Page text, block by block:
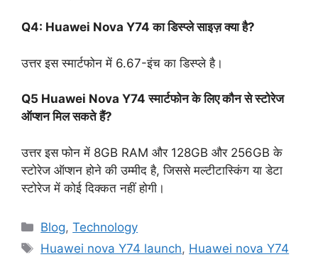
Q4: Huawei Nova Y74 का डिस्प्ले साइज़ क्या है?
उत्तर इस स्मार्टफोन में 6.67-इंच का डिस्प्ले है।
Q5 Huawei Nova Y74 स्मार्टफोन के लिए कौन से स्टोरेज
ऑप्शन मिल सकते हैं?
उत्तर इस फोन में 8GB RAM और 128GB और 256GB के
स्टोरेज ऑप्शन होने की उम्मीद है, जिससे मल्टीटास्किंग या डेटा
स्टोरेज में कोई दिक्कत नहीं होगी।
Categories
Blog,Technology
Tags
Huawei nova Y74 launch, Huawei nova Y74